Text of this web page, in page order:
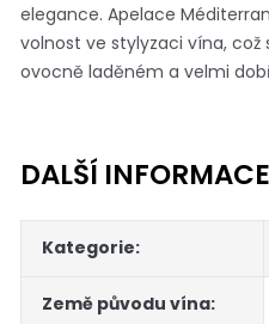
elegance. Apelace
volnost ve stylyzaci vína, což
ovocně laděném a velmi
DALŠÍ INFORMACE
Kategorie:
Země původu vína: